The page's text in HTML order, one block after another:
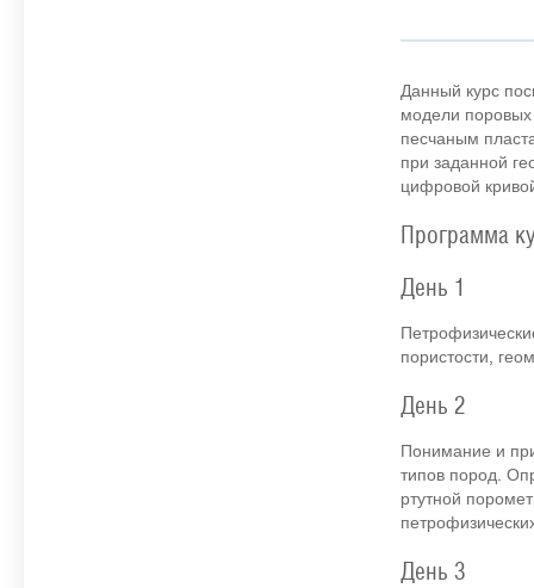
Данный курс
модели
песчаным
при заданной
цифровой
Программа
День 1
пористости,
День 2
Понимание и
типов пород.
ртутной
День 3